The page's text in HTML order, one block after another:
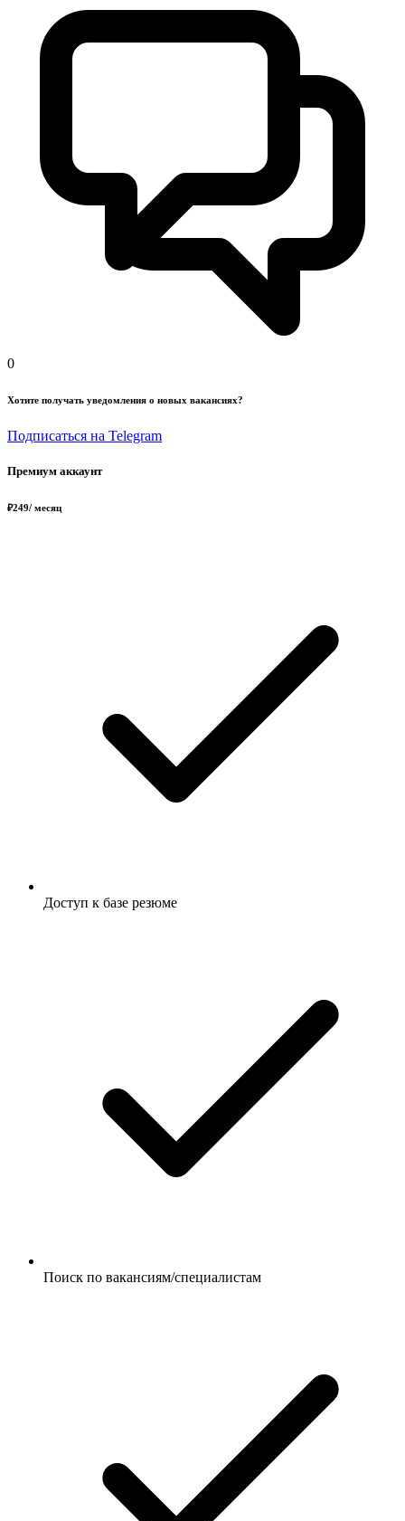
0
Хотите получать уведомления о новых вакансиях?
Подписаться на Telegram
Премиум аккаунт
₽249/ месяц
Доступ к базе резюме
Поиск по вакансиям/специалистам